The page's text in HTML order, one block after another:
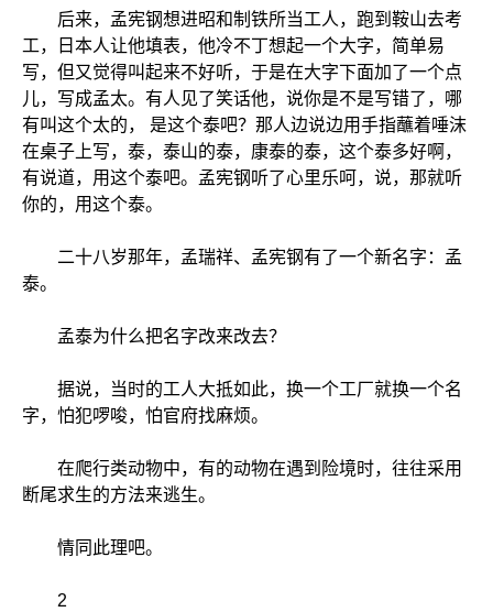
后来，孟宪钢想进昭和制铁所当工人，跑到鞍山去考
工，日本人让他填表，他冷不丁想起一个大字，简单易
写，但又觉得叫起来不好听，于是在大字下面加了一个点
儿，写成孟太。有人见了笑话他，说你是不是写错了，哪
有叫这个太的， 是这个泰吧？那人边说边用手指蘸着唾沫
在桌子上写，泰，泰山的泰，康泰的泰，这个泰多好啊，
有说道，用这个泰吧。孟宪钢听了心里乐呵，说，那就听
你的，用这个泰。
二十八岁那年，孟瑞祥、孟宪钢有了一个新名字：孟
泰。
孟泰为什么把名字改来改去？
据说，当时的工人大抵如此，换一个工厂就换一个名
字，怕犯啰唆，怕官府找麻烦。
在爬行类动物中，有的动物在遇到险境时，往往采用
断尾求生的方法来逃生。
情同此理吧。
2